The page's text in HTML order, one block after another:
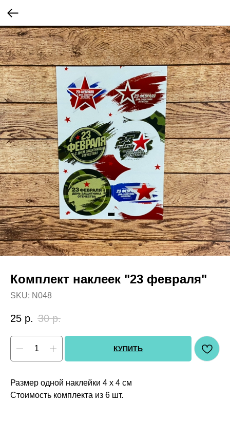
Комплект наклеек "23 февраля"
SKU: N048
25 р. 30 р.
КУПИТЬ
Размер одной наклейки 4 х 4 см
Стоимость комплекта из 6 шт.